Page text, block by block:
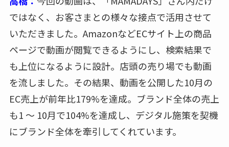
ではなく、お客さまとの様々な接点で活用させて
いただきました。AmazonなどECサイト上の商品
ページで動画が閲覧できるようにし、検索結果で
も上位になるように設計。店頭の売り場でも動画
を流しました。その結果、動画を公開した10月の
EC売上が前年比179%を達成。ブランド全体の売上
も1 ～ 10月で104%を達成し、デジタル施策を契機
にブランド全体を牽引してくれています。